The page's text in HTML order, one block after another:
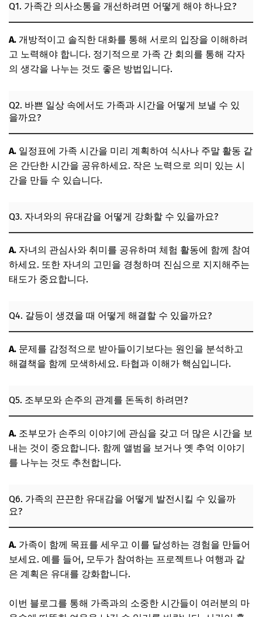
Q1. 가족간 의사소통을 개선하려면 어떻게 해야 하나요?
A. 개방적이고 솔직한 대화를 통해 서로의 입장을 이해하려
고 노력해야 합니다. 정기적으로 가족 간 회의를 통해 각자
의 생각을 나누는 것도 좋은 방법입니다.
Q2. 바쁜 일상 속에서도 가족과 시간을 어떻게 보낼 수 있
을까요?
A. 일정표에 가족 시간을 미리 계획하여 식사나 주말 활동 같
은 간단한 시간을 공유하세요. 작은 노력으로 의미 있는 시
간을 만들 수 있습니다.
Q3. 자녀와의 유대감을 어떻게 강화할 수 있을까요?
A. 자녀의 관심사와 취미를 공유하며 체험 활동에 함께 참여
하세요. 또한 자녀의 고민을 경청하며 진심으로 지지해주는
태도가 중요합니다.
Q4. 갈등이 생겼을 때 어떻게 해결할 수 있을까요?
A. 문제를 감정적으로 받아들이기보다는 원인을 분석하고
해결책을 함께 모색하세요. 타협과 이해가 핵심입니다.
Q5. 조부모와 손주의 관계를 돈독히 하려면?
A. 조부모가 손주의 이야기에 관심을 갖고 더 많은 시간을 보
내는 것이 중요합니다. 함께 앨범을 보거나 옛 추억 이야기
를 나누는 것도 추천합니다.
Q6. 가족의 끈끈한 유대감을 어떻게 발전시킬 수 있을까
요?
A. 가족이 함께 목표를 세우고 이를 달성하는 경험을 만들어
보세요. 예를 들어, 모두가 참여하는 프로젝트나 여행과 같
은 계획은 유대를 강화합니다.
이번 블로그를 통해 가족과의 소중한 시간들이 여러분의 마